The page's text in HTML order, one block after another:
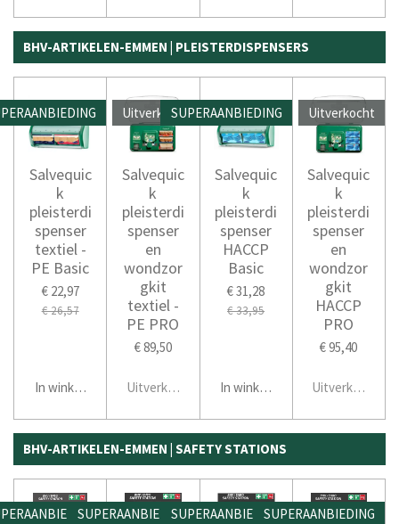
BHV-ARTIKELEN-EMMEN | PLEISTERDISPENSERS
Salvequic
k
pleisterdi
spenser
textiel -
PE Basic
€ 22,97
€ 26,57
In winkelwagen
Uitverkocht
Salvequic
k
pleisterdi
spenser
en
wondzor
gkit
textiel -
PE PRO
€ 89,50
Uitverkocht
SUPERAANBIEDING
Salvequic
k
pleisterdi
spenser
HACCP
Basic
€ 31,28
€ 33,95
In winkelwagen
Uitverkocht
Salvequic
k
pleisterdi
spenser
en
wondzor
gkit
HACCP
PRO
€ 95,40
Uitverkocht
BHV-ARTIKELEN-EMMEN | SAFETY STATIONS
SUPERAANBIEDINGSUPERAANBIEDINGSUPERAANBIEDING